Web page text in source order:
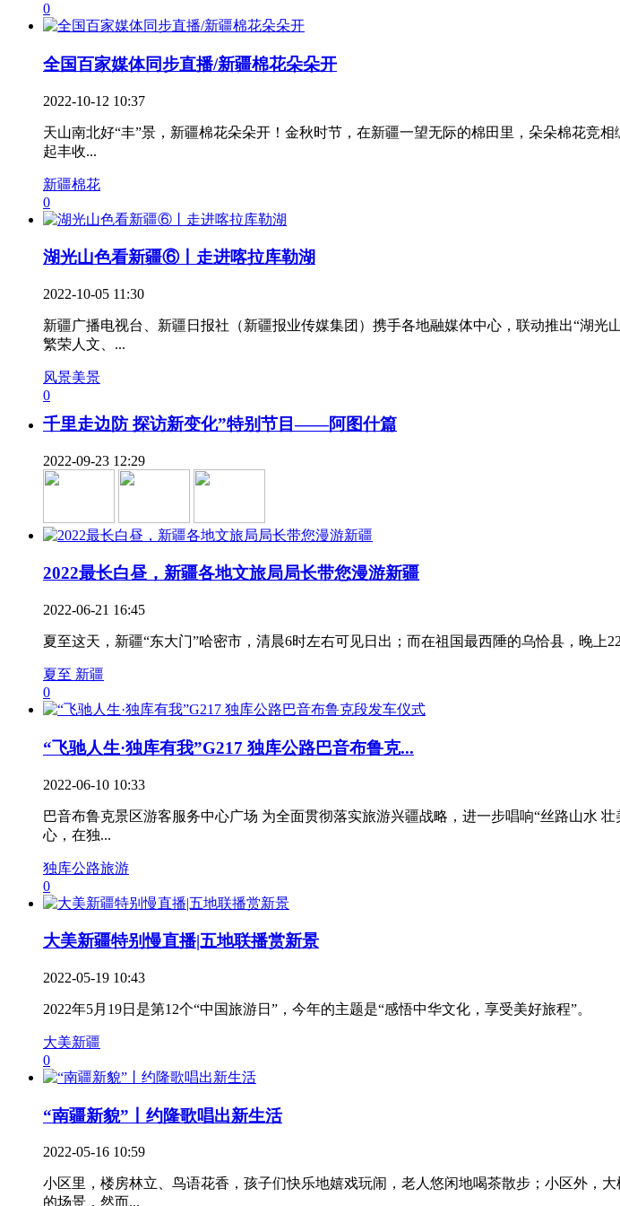
0
全国百家媒体同步直播/新疆棉花朵朵开
2022-10-12 10:37
天山南北好“丰”景，新疆棉花朵朵开！金秋时节，在新疆一望无际的棉田里，朵朵棉花竞
起丰收...
新疆棉花
0
湖光山色看新疆⑥丨走进喀拉库勒湖
2022-10-05 11:30
新疆广播电视台、新疆日报社（新疆报业传媒集团）携手各地融媒体中心，联动推出“湖
繁荣人文、...
风景美景
0
千里走边防 探访新变化”特别节目——阿图什篇
2022-09-23 12:29
2022最长白昼，新疆各地文旅局局长带您漫游新疆
2022-06-21 16:45
夏至这天，新疆“东大门”哈密市，清晨6时左右可见日出；而在祖国最西陲的乌恰县，晚上
夏至 新疆
0
“飞驰人生·独库有我”G217 独库公路巴音布鲁克...
2022-06-10 10:33
巴音布鲁克景区游客服务中心广场 为全面贯彻落实旅游兴疆战略，进一步唱响“丝路山水
心，在独...
独库公路旅游
0
大美新疆特别慢直播|五地联播赏新景
2022-05-19 10:43
2022年5月19日是第12个“中国旅游日”，今年的主题是“感悟中华文化，享受美好旅程”。
大美新疆
0
“南疆新貌”丨约隆歌唱出新生活
2022-05-16 10:59
小区里，楼房林立、鸟语花香，孩子们快乐地嬉戏玩闹，老人悠闲地喝茶散步；小区外
的场景，然而...